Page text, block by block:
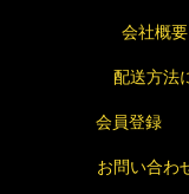
会社概要
配送方法
会員登録
お問い合わ